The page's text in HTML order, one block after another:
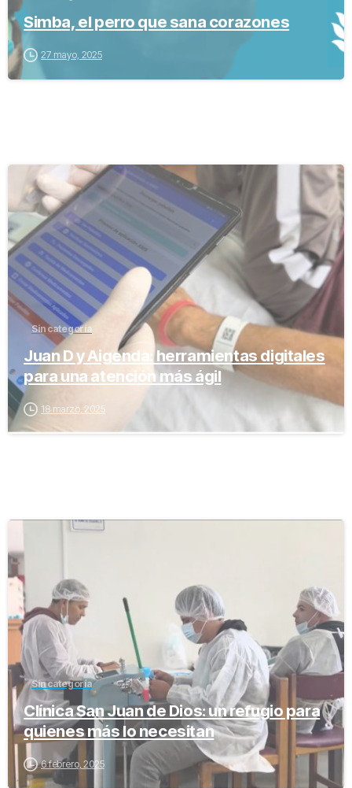
Simba, el perro que sana corazones
27 mayo, 2025
-
Sin categoría
Juan D y Aigenda: herramientas digitales
para una atención más ágil
18 marzo, 2025
Sin categoría
Clínica San Juan de Dios: un refugio para
quienes más lo necesitan
6 febrero, 2025